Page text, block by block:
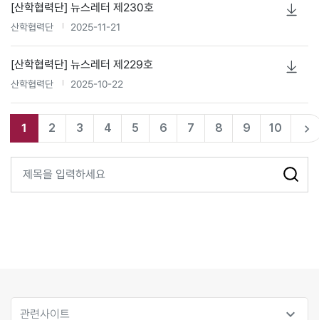
[산학협력단] 뉴스레터 제230호
산학협력단 2025-11-21
[산학협력단] 뉴스레터 제229호
산학협력단 2025-10-22
1 2 3 4 5 6 7 8 9 10 navigate_next
관련사이트 expand_more